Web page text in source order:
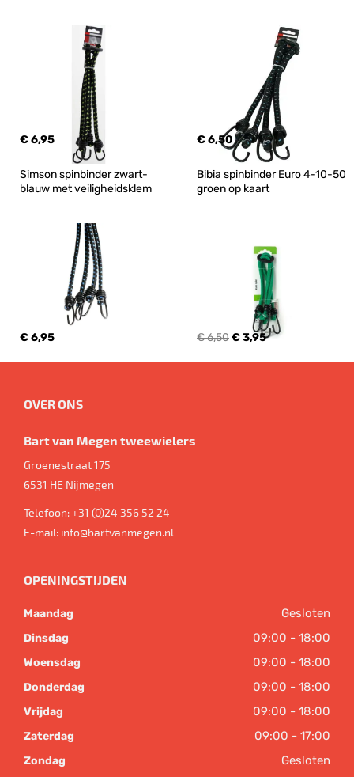
€ 6,95 € 6,50
Simson spinbinder zwart-
blauw met veiligheidsklem
€ 6,95
Bibia spinbinder Euro 4-10-50
groen op kaart
€ 6,50€ 3,95
OVER ONS
Bart van Megen tweewielers
Groenestraat 175
6531 HE Nijmegen
Telefoon:+31 (0)24 356 52 24
E-mail: info@bartvanmegen.nl
OPENINGSTIJDEN
Maandag Gesloten
Dinsdag 09:00 - 18:00
Woensdag 09:00 - 18:00
Donderdag 09:00 - 18:00
Vrijdag 09:00 - 18:00
Zaterdag 09:00 - 17:00
Zondag Gesloten